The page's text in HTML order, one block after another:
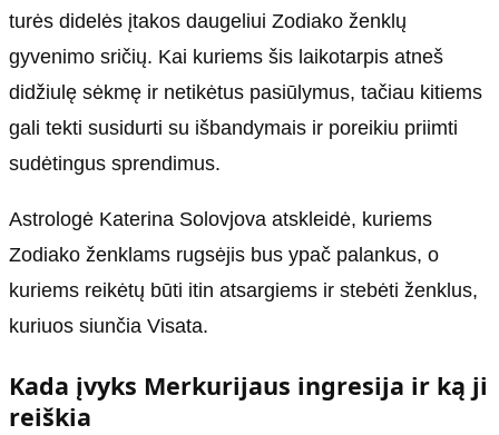
turės didelės įtakos daugeliui Zodiako ženklų
gyvenimo sričių. Kai kuriems šis laikotarpis atneš
didžiulę sėkmę ir netikėtus pasiūlymus, tačiau kitiems
gali tekti susidurti su išbandymais ir poreikiu priimti
sudėtingus sprendimus.
Astrologė Katerina Solovjova atskleidė, kuriems
Zodiako ženklams rugsėjis bus ypač palankus, o
kuriems reikėtų būti itin atsargiems ir stebėti ženklus,
kuriuos siunčia Visata.
Kada įvyks Merkurijaus ingresija ir ką ji
reiškia